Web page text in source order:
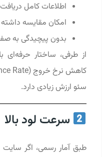
اطلاعات کامل دریافت
امکان مقایسه داشته
بدون پیچیدگی به
از طرفی، ساختار
سئو ارزش زیادی دارد.
سرعت لود بالا